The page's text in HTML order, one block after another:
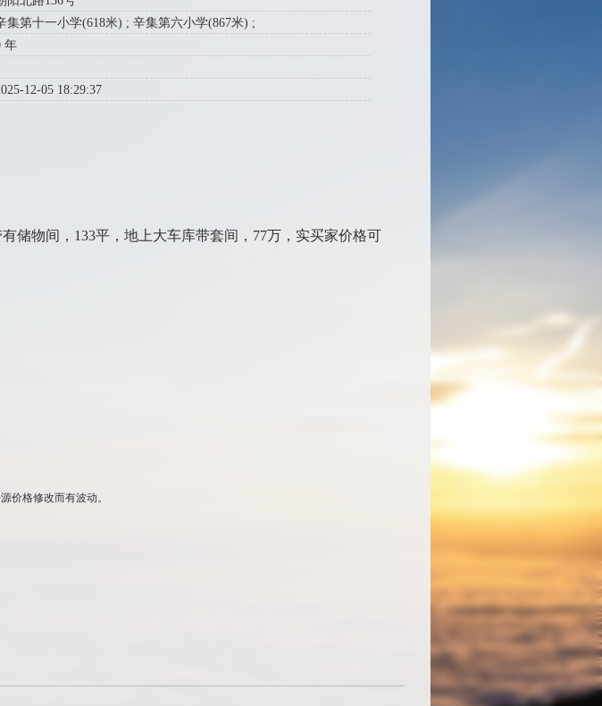
集第十一小学(618米) ; 辛集第六小学(867米) ;
年
12-05 18:29:37
储物间，133平，地上大车库带套间，77万，实买家价格可
价格修改而有波动。